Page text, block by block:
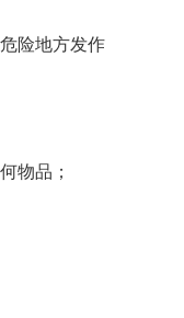
险地方发作
物品；